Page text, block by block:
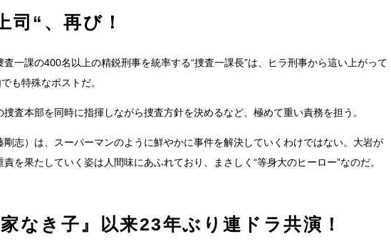
“、再び！
一課の400名以上の精鋭刑事を統率する“捜査一課長”は、ヒラ刑事から這い上がって
も特殊なポストだ。
査本部を同時に指揮しながら捜査方針を決めるなど、極めて重い責務を担う。
志）は、スーパーマンのように鮮やかに事件を解決していくわけではない。大岩が
を果たしていく姿は人間味にあふれており、まさしく“等身大のヒーロー”なのだ。
なき子』以来23年ぶり連ドラ共演！